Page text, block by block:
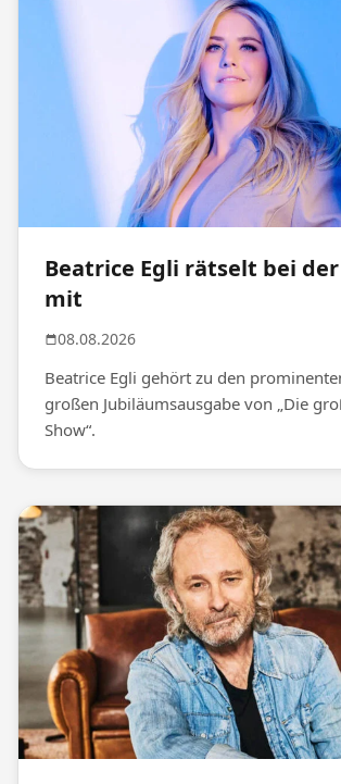
Beatrice Egli rätselt bei
mit
08.08.2026
Beatrice Egli gehört zu den
großen Jubiläumsausgabe von „Die
Show“.